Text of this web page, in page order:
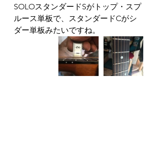
SOLOスタンダードSがトップ・スプ
ルース単板で、スタンダードCがシ
ダー単板みたいですね。